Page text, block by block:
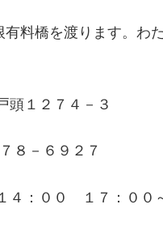
料橋を渡ります。わ
１２７４－３
－６９２７
４：００ １７：００